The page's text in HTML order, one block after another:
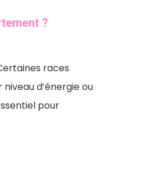
?
races
d’énergie ou
pour